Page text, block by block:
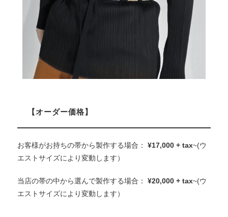
【オーダー価格】
お客様がお持ちの帯から製作する場合： ¥17,000 + tax~(ウ
エストサイズにより変動します）
当店の帯の中から選んで製作する場合： ¥20,000 + tax~(ウ
エストサイズにより変動します）